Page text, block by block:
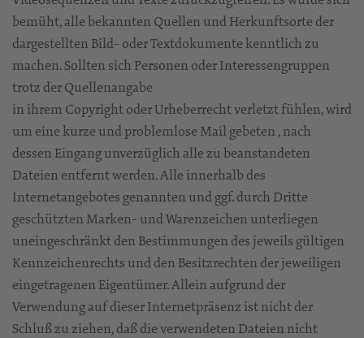
bemüht, alle bekannten Quellen und Herkunftsorte der
dargestellten Bild- oder Textdokumente kenntlich zu
machen. Sollten sich Personen oder Interessengruppen
trotz der Quellenangabe
in ihrem Copyright oder Urheberrecht verletzt fühlen, wird
um eine kurze und problemlose Mail gebeten , nach
dessen Eingang unverzüglich alle zu beanstandeten
Dateien entfernt werden. Alle innerhalb des
Internetangebotes genannten und ggf. durch Dritte
geschützten Marken- und Warenzeichen unterliegen
uneingeschränkt den Bestimmungen des jeweils gültigen
Kennzeichenrechts und den Besitzrechten der jeweiligen
eingetragenen Eigentümer. Allein aufgrund der
Verwendung auf dieser Internetpräsenz ist nicht der
Schluß zu ziehen, daß die verwendeten Dateien nicht